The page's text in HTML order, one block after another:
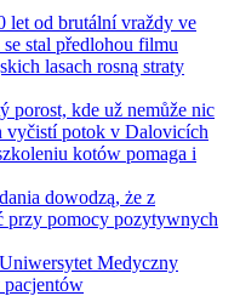
let od brutální vraždy ve
stal předlohou filmu
lasach rosną straty
porost, kde už nemůže nic
vyčistí potok v Dalovicích
kotów pomaga i
dowodzą, że z
przy pomocy pozytywnych
Medyczny
pacjentów